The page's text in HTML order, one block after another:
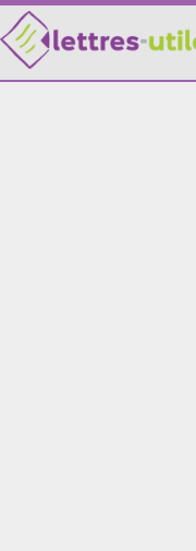
X